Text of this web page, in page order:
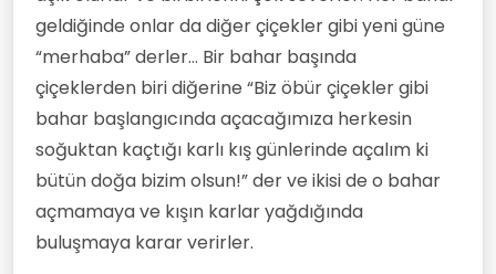
• Martta çiçek açtığı için:
(Dünya Kadınlar Gününü sembolize etsin
diye)
• Büyük bir ağaç haline gelene kadar çok
fazla emek ve bakım gerektirmediği için
(İtalya da mimoza çiçeği gibi hızla
kalkınabilsin diye)
• En önemlisi de, aynı kadınlar gibi kırılgan
görünümlerinin arkasında güçlü bir
karakter barındırdığı için (mimoza çiçeği
zor coğrafi koşullarda bile çiçek açabilir).
alır.
Mimoza çiçeğinin özelliklerini ve dünya
literatüründeki yerini göz önüne
aldığımızda, mimoza çiçeğinin aşağıdaki
anlamları taşıdığını söyleyebiliriz:
geldiğinde onlar da diğer çiçekler gibi yeni güne
“merhaba” derler… Bir bahar başında
çiçeklerden biri diğerine “Biz öbür çiçekler gibi
bahar başlangıcında açacağımıza herkesin
soğuktan kaçtığı karlı kış günlerinde açalım ki
bütün doğa bizim olsun!” der ve ikisi de o bahar
açmamaya ve kışın karlar yağdığında
buluşmaya karar verirler.